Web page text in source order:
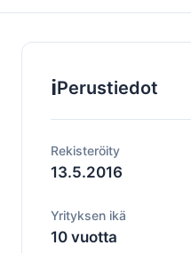
ℹ️Perustiedot
Rekisteröity
13.5.2016
Yrityksen ikä
10 vuotta